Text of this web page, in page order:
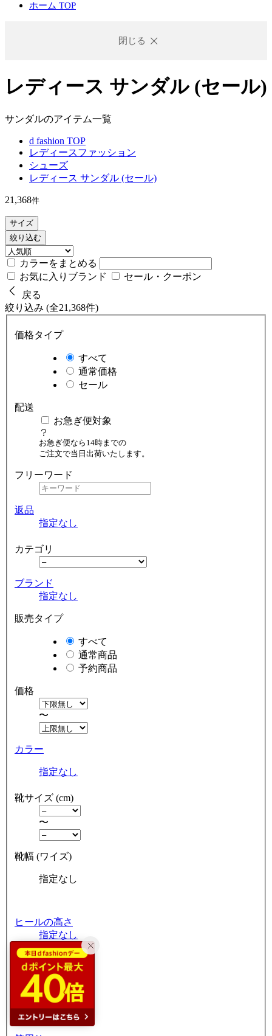
ホーム TOP
閉じる
レディース サンダル (セール)
サンダルのアイテム一覧
d fashion TOP
レディースファッション
シューズ
レディース サンダル (セール)
21,368件
サイズ
絞り込む
カラーをまとめる
お気に入りブランド
セール・クーポン
戻る
絞り込み (全21,368件)
価格タイプ
すべて
通常価格
セール
配送
お急ぎ便対象
お急ぎ便なら14時までの
ご注文で当日出荷いたします。
フリーワード
返品
指定なし
カテゴリ
ブランド
指定なし
販売タイプ
すべて
通常商品
予約商品
価格
〜
カラー
指定なし
靴サイズ (cm)
〜
靴幅 (ワイズ)
指定なし
ヒールの高さ
指定なし
ヒールの形
指定なし
つま先の形状
指定なし